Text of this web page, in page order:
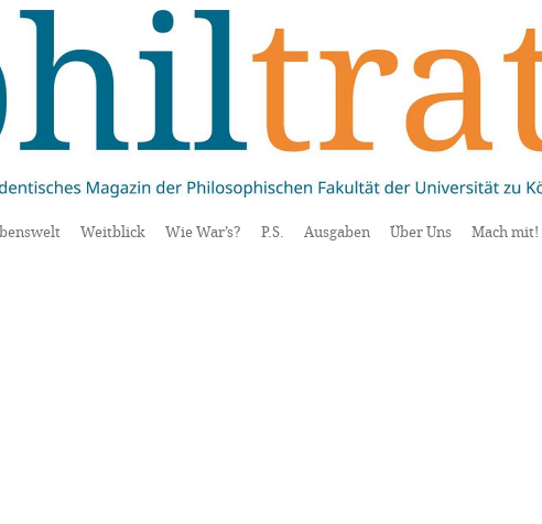
Weitblick Wie War’s? P.S. Ausgaben Über Uns Mach mit!